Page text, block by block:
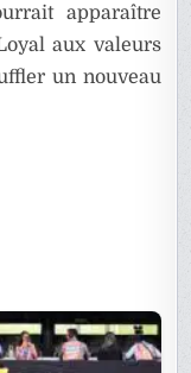
apparaître
aux valeurs
un nouveau